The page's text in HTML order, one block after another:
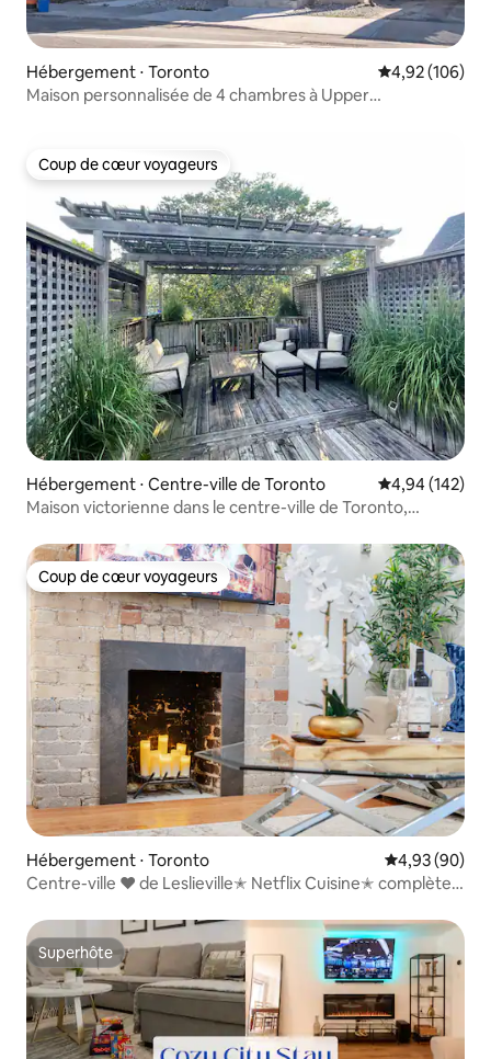
Hébergement ⋅ Toronto Évaluation
4,92 (106)
Maison personnalisée de 4 chambres à Upper
Coup de cœur voyageurs
Coup de cœur voyageurs
Hébergement ⋅ Centre-ville de Toronto Évaluation
4,94 (142)
Maison victorienne dans le centre-ville de Toronto,
Coup de cœur voyageurs
Coup de cœur voyageurs
Hébergement ⋅ Toronto Évaluation
4,93 (90)
Centre-ville ❤ de Leslieville✭ Netflix Cuisine✭ complète
Superhôte
Superhôte